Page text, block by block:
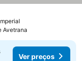
Avetrana
Ver preços